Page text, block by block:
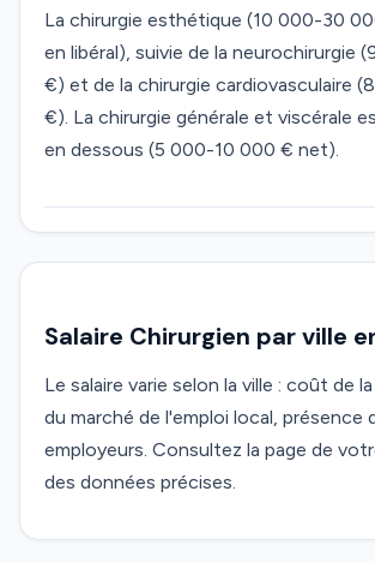
La chirurgie esthétique (10 000-30
en libéral), suivie de la neurochirurgie
€) et de la chirurgie cardiovasculaire
€). La chirurgie générale et viscérale
en dessous (5 000-10 000 € net).
Salaire Chirurgien par ville
Le salaire varie selon la ville : coût de
du marché de l'emploi local, présence
employeurs. Consultez la page de
des données précises.